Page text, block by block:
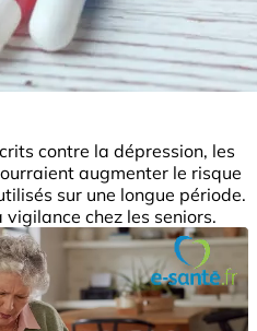
contre la dépression, les
augmenter le risque
sur une longue période.
chez les seniors.